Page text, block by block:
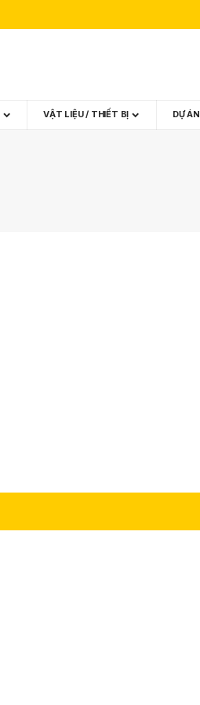
VẬT LIỆU / THIẾT BỊ DỰ ÁN